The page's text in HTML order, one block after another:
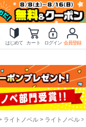
はじめて カート ログイン 会員登録
ライトノベル ライトノベル